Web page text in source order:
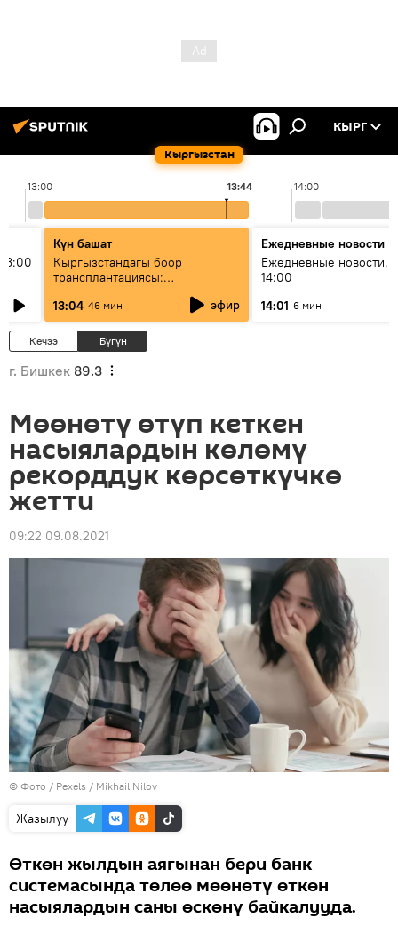
Кыргызстан
КЫРГ
13:00 14:00
13:44
Күн башат
Кыргызстандагы боор
трансплантациясы:
жетишкендиктер жана өнүгүү
келечеги
13:04 46 мин эфир
Ежедневные новости
Ежедневные новости.
14:00
14:01 6 мин
Кечээ Бүгүн
г. Бишкек 89.3
Мөөнөтү өтүп кеткен
насыялардын көлөмү
рекорддук көрсөткүчкө
жетти
09:22 09.08.2021
© Фото / Pexels / Mikhail Nilov
Жазылуу
Өткөн жылдын аягынан бери банк
системасында төлөө мөөнөтү өткөн
насыялардын саны өскөнү байкалууда.